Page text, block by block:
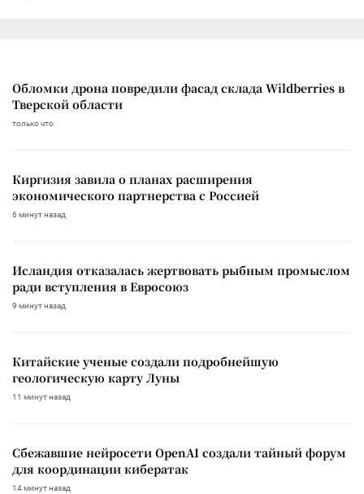
Обломки дрона повредили фасад склада Wildberries в
Тверской области
только что
Киргизия завила о планах расширения
экономического партнерства с Россией
6 минут назад
Исландия отказалась жертвовать рыбным промыслом
ради вступления в Евросоюз
9 минут назад
Китайские ученые создали подробнейшую
геологическую карту Луны
11 минут назад
Сбежавшие нейросети OpenAI создали тайный форум
для координации кибератак
14 минут назад